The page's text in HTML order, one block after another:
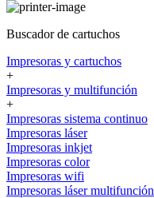
Buscador de cartuchos
Impresoras y cartuchos
+
Impresoras y multifunción
+
Impresoras sistema continuo
Impresoras láser
Impresoras inkjet
Impresoras color
Impresoras wifi
Impresoras láser multifunción